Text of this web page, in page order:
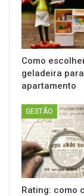
Como
geladeira para
apartamento
GESTÃO
Rating: como